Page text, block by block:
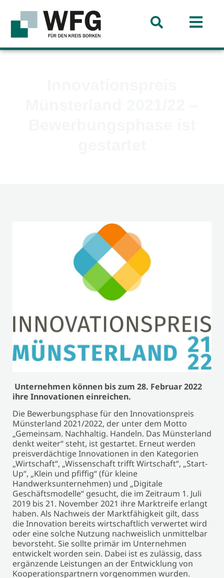
Unternehmen können bis zum 28. Februar 2022
ihre Innovationen einreichen.
Die Bewerbungsphase für den Innovationspreis
Münsterland 2021/2022, der unter dem Motto
„Gemeinsam. Nachhaltig. Handeln. Das Münsterland
denkt weiter“ steht, ist gestartet. Erneut werden
preisverdächtige Innovationen in den Kategorien
„Wirtschaft“, „Wissenschaft trifft Wirtschaft“, „Start-
Up“, „Klein und pfiffig“ (für kleine
Handwerksunternehmen) und „Digitale
Geschäftsmodelle“ gesucht, die im Zeitraum 1. Juli
2019 bis 21. November 2021 ihre Marktreife erlangt
haben. Als Nachweis der Marktfähigkeit gilt, dass
die Innovation bereits wirtschaftlich verwertet wird
oder eine solche Nutzung nachweislich unmittelbar
bevorsteht. Sie sollte primär im Unternehmen
entwickelt worden sein. Dabei ist es zulässig, dass
ergänzende Leistungen an der Entwicklung von
Kooperationspartnern vorgenommen wurden.